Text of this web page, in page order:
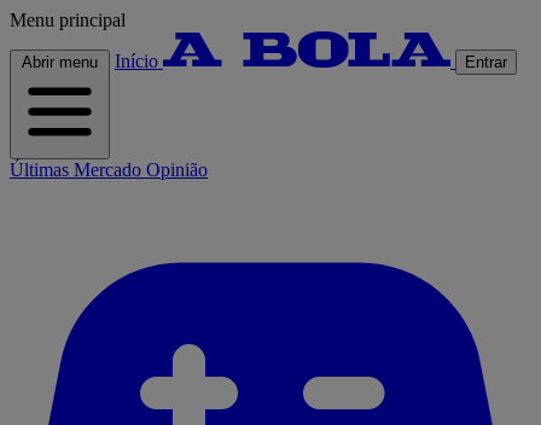
Menu principal
Abrir menu Início Entrar
Últimas Mercado Opinião